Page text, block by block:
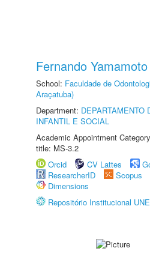
Fernando
School: Faculdade de
Araçatuba)
Department: DEPARTAMENTO
INFANTIL E SOCIAL
Academic Appointment
title: MS-3.2
Orcid
CV Lattes
ResearcherID
Scopus
Dimensions
Repositório Institucional